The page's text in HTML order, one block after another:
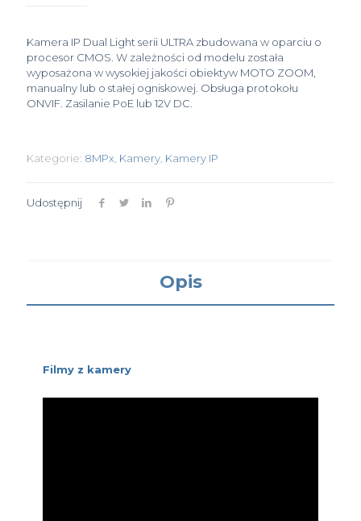
Kamera IP Dual Light serii ULTRA zbudowana w oparciu o
procesor CMOS. W zależności od modelu została
wyposażona w wysokiej jakości obiektyw MOTO ZOOM,
manualny lub o stałej ogniskowej. Obsługa protokołu
ONVIF. Zasilanie PoE lub 12V DC.
Kategorie: 8MPx Kamery Kamery IP
Udostępnij
Opis
Filmy z kamery